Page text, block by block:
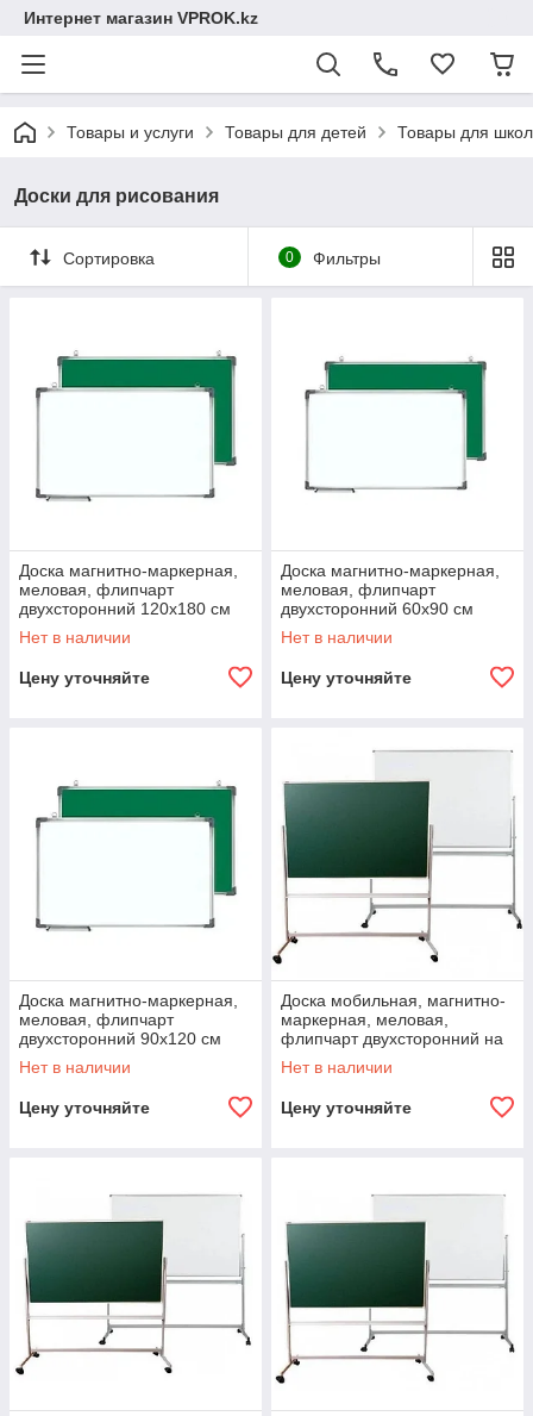
Интернет магазин VPROK.kz
Товары и услуги Товары для детей Товары для
Доски для рисования
Сортировка 0 Фильтры
Доска магнитно-маркерная,
меловая, флипчарт
двухсторонний 120x180 см
Нет в наличии
Цену уточняйте
Доска магнитно-маркерная,
меловая, флипчарт
двухсторонний 60x90 см
Нет в наличии
Цену уточняйте
Доска магнитно-маркерная,
меловая, флипчарт
двухсторонний 90x120 см
Нет в наличии
Цену уточняйте
Доска мобильная, магнитно-
маркерная, меловая,
флипчарт двухсторонний на
колесах 100x150 см
Нет в наличии
Цену уточняйте